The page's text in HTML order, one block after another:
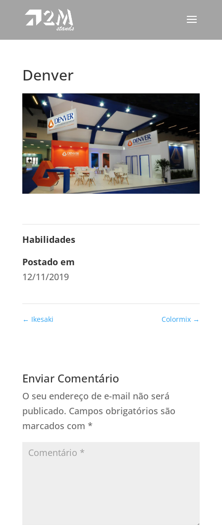
Denver
Habilidades
Postado em
12/11/2019
← Ikesaki Colormix →
Enviar Comentário
O seu endereço de e-mail não será
publicado. Campos obrigatórios são
marcados com *